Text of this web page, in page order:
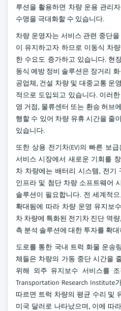
루션을 활용하면 차량 운용 관리
수명을 극대화할 수 있습니다.
차량 운영자는 서비스 관련 중단
이 유지하고자 하므로 이동식 차
한 수요도 증가하고 있습니다. 현
동식 예방 정비 솔루션은 장거리
공업체, 건설 차량 및 대중교통 운
적으로 도입되고 있습니다. 이러
영 거점, 물류센터 또는 환승 허브
행할 수 있어 차량 유휴 시간을 줄
있습니다.
또한 상용 전기차(EV)의 빠른 보
서비스 시장에서 새로운 기회를
차 차량에는 배터리 시스템, 전기
인프라 및 첨단 차량 소프트웨어
솔루션이 필요합니다. 전 세계적
확대됨에 따라 차량 운영 유지보
차 차량에 특화된 전기차 진단 역
측 분석 솔루션에 대한 투자를 확
도로를 통한 국내 트럭 화물 운송
체들은 차량의 가동 중단 시간을
위해 외주 유지보수 서비스를 조
Transportation Research Institute
따르면 트럭 차량의 평균 수리 및
미국 달러로 나타났으며, 이에 따